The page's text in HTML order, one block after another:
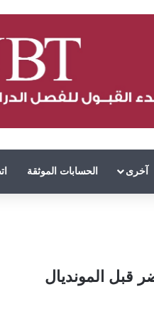
آخرى الحسابات الموثقة
قبل المونديال